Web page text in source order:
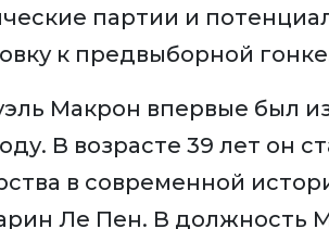
партии и
к предвыборной
Макрон впервые был
В возрасте 39 лет он
в современной
Ле Пен. В должность